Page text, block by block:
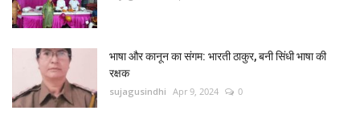
भाषा और कानून का संगम: भारती ठाकुर, बनी सिंधी भाषा की
रक्षक
sujagusindhi Apr 9, 2024 0